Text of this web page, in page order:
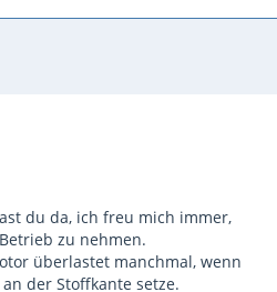
du da, ich freu mich immer,
zu nehmen.
überlastet manchmal, wenn
der Stoffkante setze.